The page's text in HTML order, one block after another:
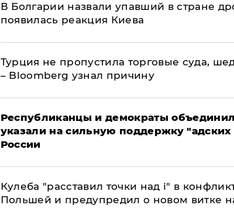
В Болгарии назвали упавший в стране
появилась реакция Киева
Турция не пропустила торговые суда,
– Bloomberg узнал причину
Республиканцы и демократы
указали на сильную поддержку
России
Кулеба "расставил точки над і" в
Польшей и предупредил о новом витке